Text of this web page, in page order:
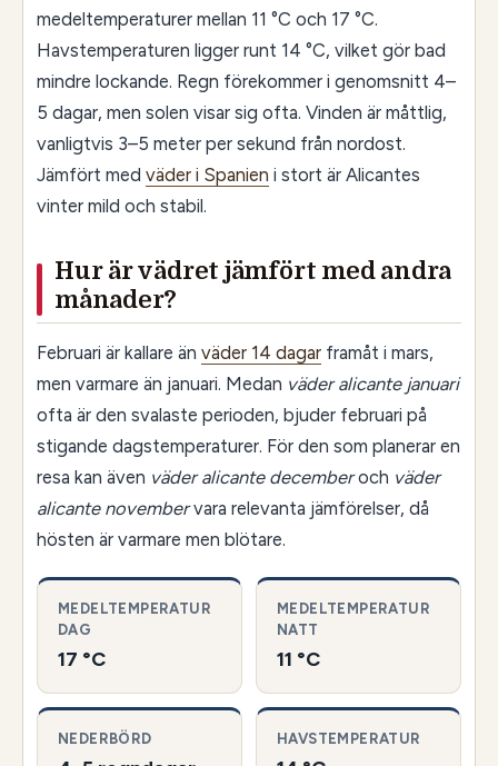
medeltemperaturer mellan 11 °C och 17 °C.
Havstemperaturen ligger runt 14 °C, vilket gör bad
mindre lockande. Regn förekommer i genomsnitt 4–
5 dagar, men solen visar sig ofta. Vinden är måttlig,
vanligtvis 3–5 meter per sekund från nordost.
Jämfört med väder i Spanien i stort är Alicantes
vinter mild och stabil.
Hur är vädret jämfört med andra
månader?
Februari är kallare än väder 14 dagar framåt i mars,
men varmare än januari. Medan väder alicante januari
ofta är den svalaste perioden, bjuder februari på
stigande dagstemperaturer. För den som planerar en
resa kan även väder alicante decemberoch väder
alicante novembervara relevanta jämförelser, då
hösten är varmare men blötare.
MEDELTEMPERATUR
DAG
17 °C
MEDELTEMPERATUR
NATT
11 °C
NEDERBÖRD HAVSTEMPERATUR